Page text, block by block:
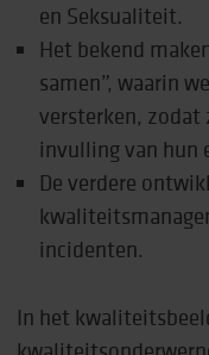
en Seksualiteit.
Het bekend
samen”, waarin
versterken, zodat
invulling van hun
De verdere
incidenten.
In het